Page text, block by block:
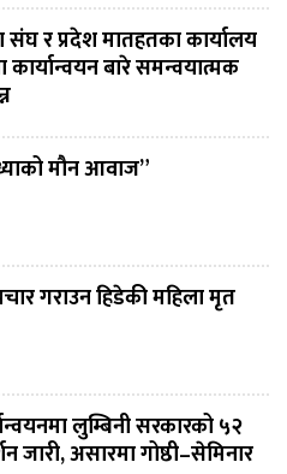
र प्रदेश मातहतका कार्यालय
कार्यान्वयन बारे समन्वयात्मक
मौन आवाज”
गराउन हिडेकी महिला मृत
लुम्बिनी सरकारको ५२
जारी, असारमा गोष्ठी–सेमिनार